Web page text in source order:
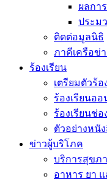
ผลกา
ประม
ติดต่อมูลนิธิ
ภาคีเครือข่
ร้องเรียน
เตรียมตัวร้อ
ร้องเรียนอ
ร้องเรียนช่
ตัวอย่างหนั
ข่าวผู้บริโภค
บริการสุขภ
อาหาร ยา